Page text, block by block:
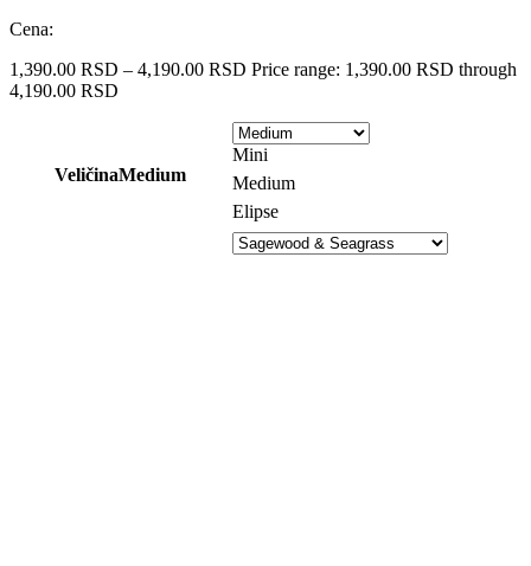
Cena:
1,390.00 RSD – 4,190.00 RSD Price range: 1,390.00 RSD through
4,190.00 RSD
VeličinaMedium
Mini
Medium
Elipse